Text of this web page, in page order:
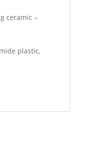
ceramic –
plastic,